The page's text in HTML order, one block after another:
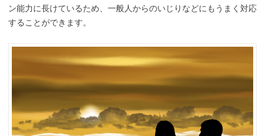
ン能力に長けているため、一般人からのいじりなどにもうまく対応
することができます。